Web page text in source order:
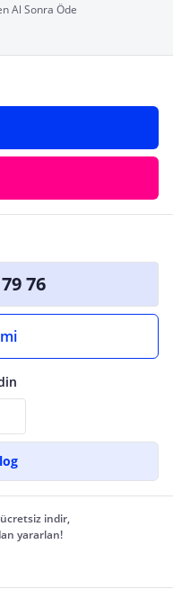
Al Sonra Öde
76
ücretsiz indir,
yararlan!